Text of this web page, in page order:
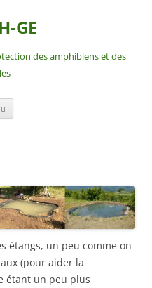
GE
des amphibiens et des
étangs, un peu comme on
(pour aider la
étant un peu plus